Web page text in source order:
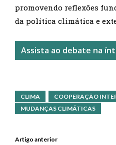
promovendo reflexões
da política climática e
Assista ao debate na
CLIMA
COOPERAÇÃO
MUDANÇAS CLIMÁTICAS
Artigo anterior